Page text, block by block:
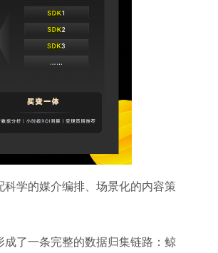
学的媒介编排、场景化的内容策
了一条完整的数据归集链路：鲸